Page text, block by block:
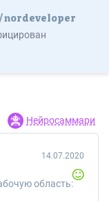
nordeveloper
Нейросаммари
область:
14.07.2020